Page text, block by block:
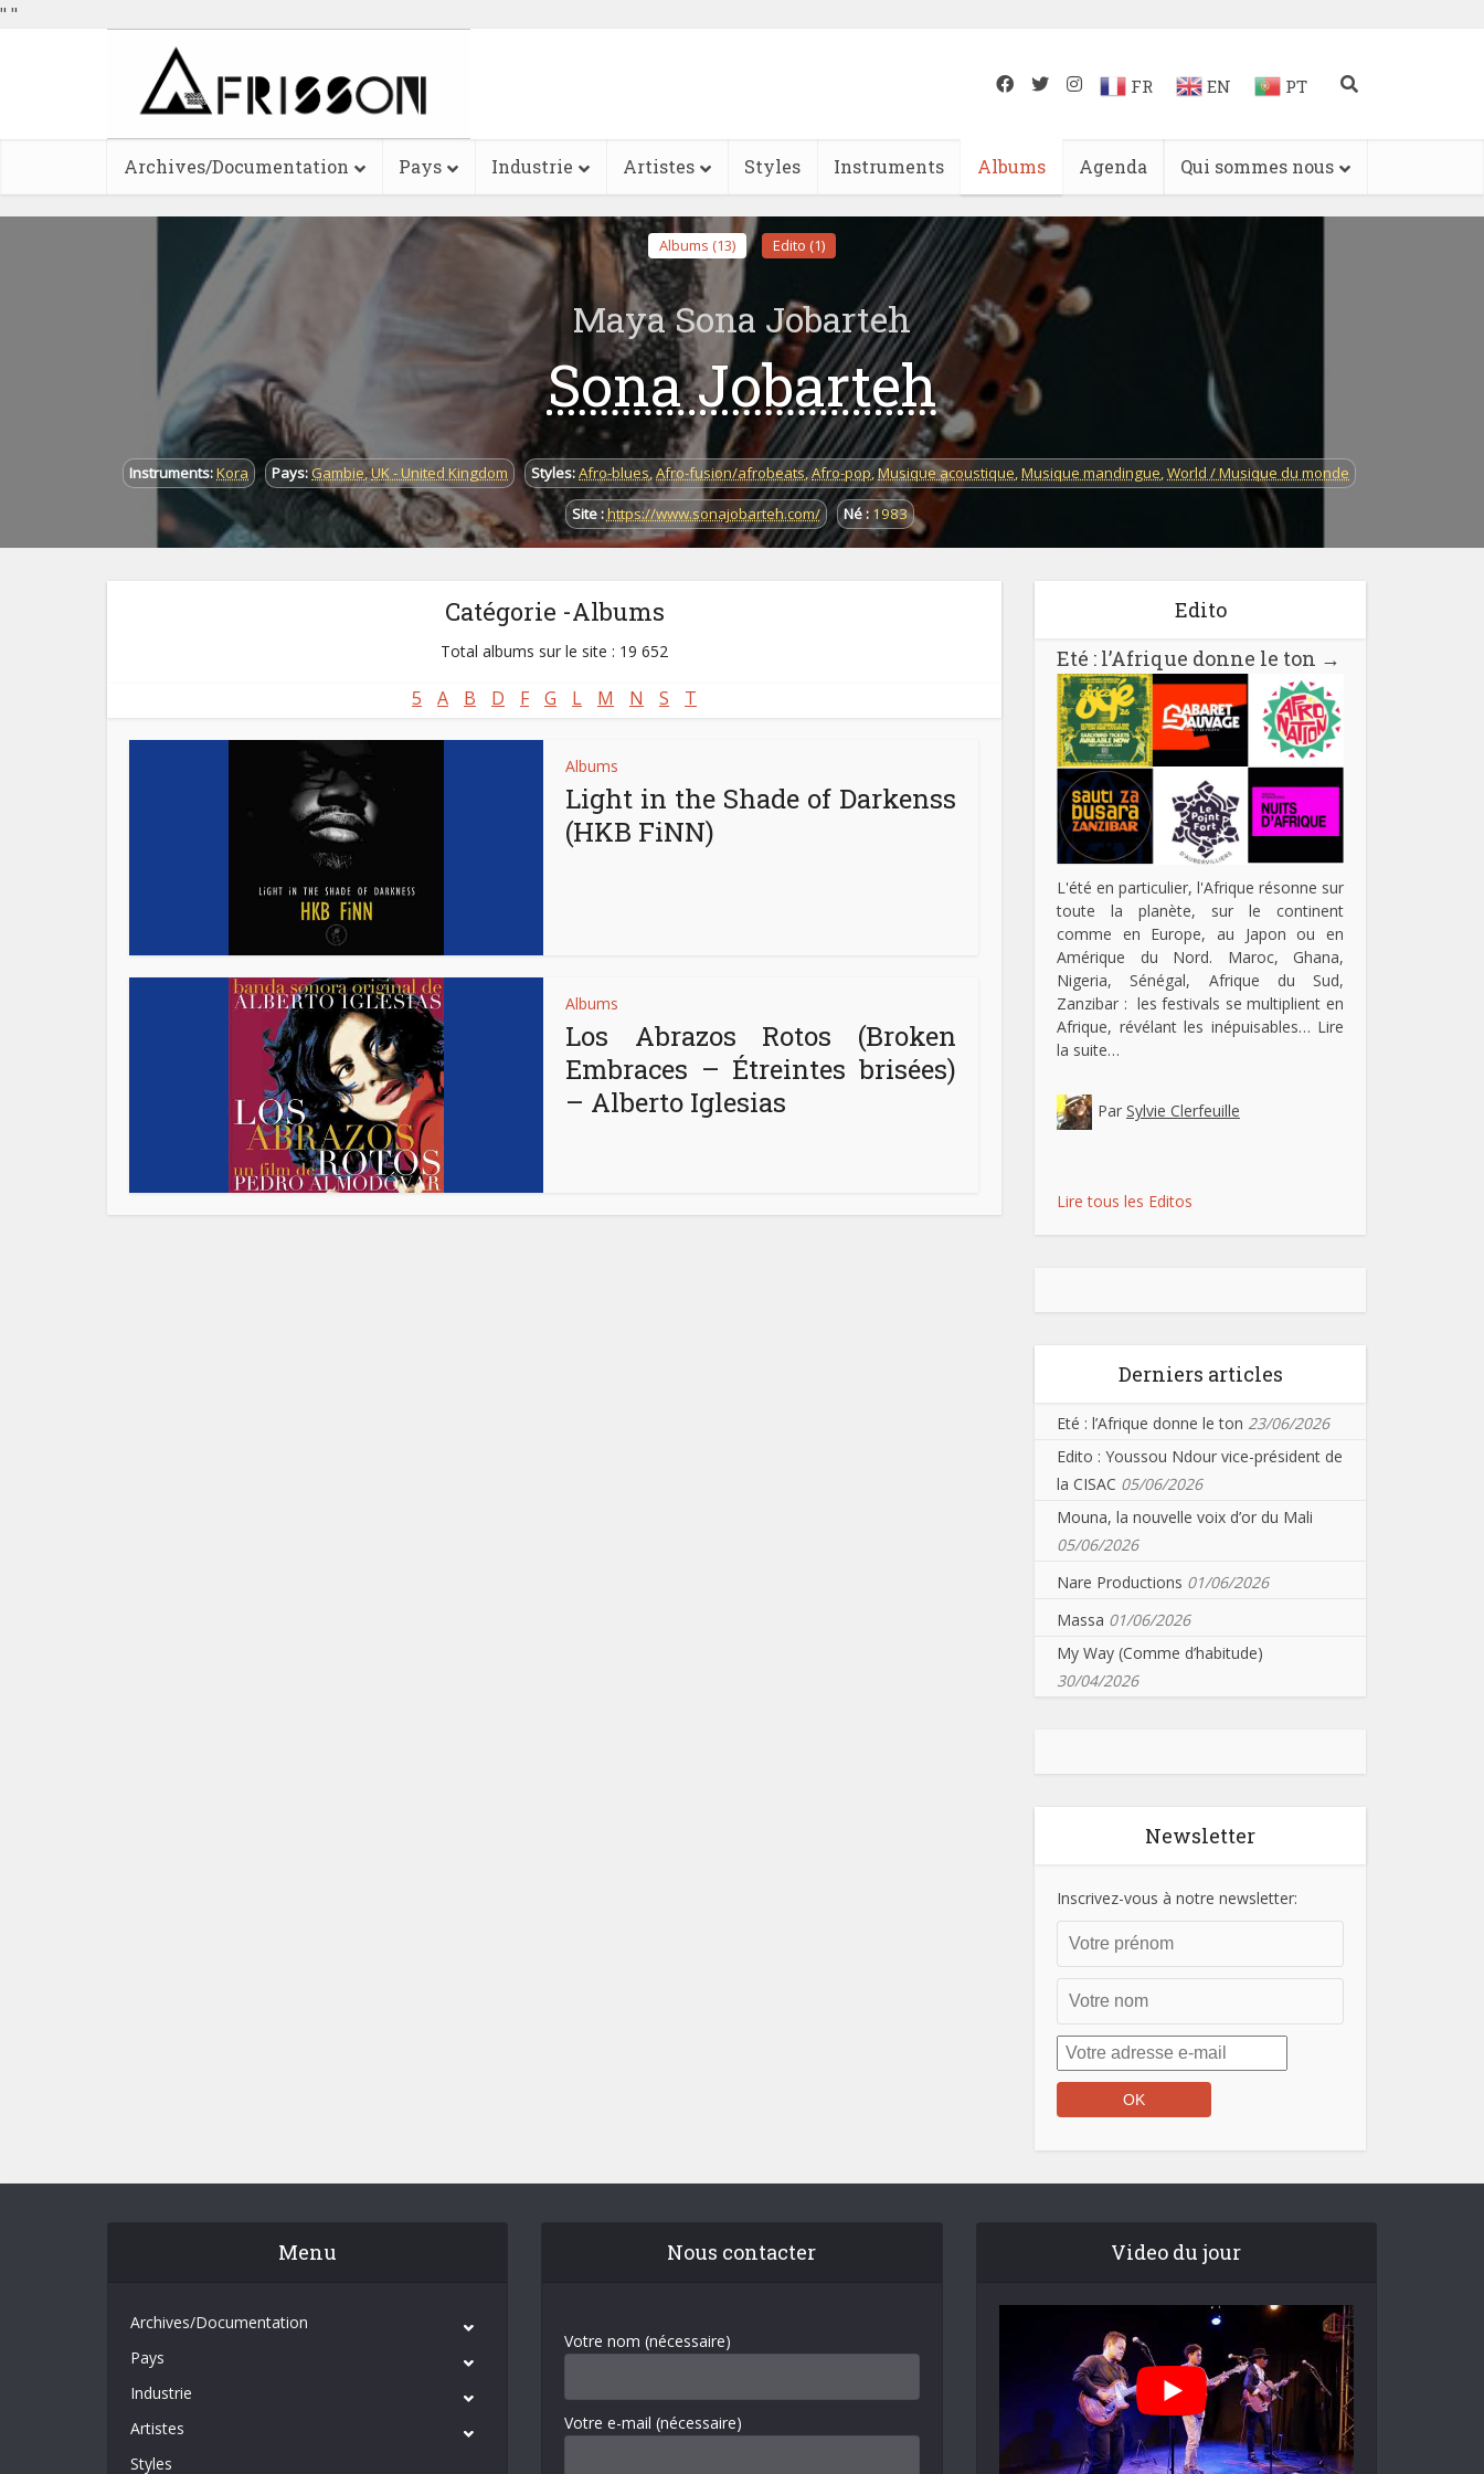
" "
FR EN PT
Archives/Documentation Pays Industrie Artistes Styles Instruments Albums Agenda Qui sommes nous
Albums (13) Edito (1)
Maya Sona Jobarteh
Sona Jobarteh
Instruments:Kora Pays:Gambie,UK - United Kingdom Styles:Afro-blues,Afro-fusion/afrobeats,Afro-pop,Musique acoustique,Musique mandingue,World / Musique du monde
Site :https://www.sonajobarteh.com/ Né : 1983
Catégorie -Albums
Total albums sur le site : 19 652
5 A B D F G L M N S T
Albums
Light in the Shade of Darkenss
(HKB FiNN)
Albums
Los Abrazos Rotos (Broken
Embraces – Étreintes brisées)
– Alberto Iglesias
Edito
Eté : l’Afrique donne le ton →
L'été en particulier, l'Afrique résonne sur
toute la planète, sur le continent
comme en Europe, au Japon ou en
Amérique du Nord. Maroc, Ghana,
Nigeria, Sénégal, Afrique du Sud,
Zanzibar : les festivals se multiplient en
Afrique, révélant les inépuisables… Lire
la suite…
Par Sylvie Clerfeuille
Lire tous les Editos
Derniers articles
Eté : l’Afrique donne le ton 23/06/2026
Edito : Youssou Ndour vice-président de
la CISAC 05/06/2026
Mouna, la nouvelle voix d’or du Mali
05/06/2026
Nare Productions 01/06/2026
Massa 01/06/2026
My Way (Comme d’habitude)
30/04/2026
Newsletter
Inscrivez-vous à notre newsletter:
Menu
Archives/Documentation
Pays
Industrie
Artistes
Styles
Nous contacter
Votre nom (nécessaire)
Votre e-mail (nécessaire)
Video du jour